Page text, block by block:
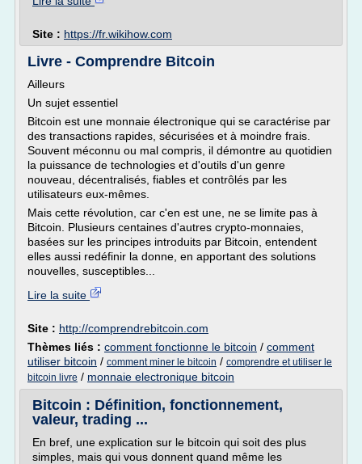
Site : https://fr.wikihow.com
Livre - Comprendre Bitcoin
Ailleurs
Un sujet essentiel
Bitcoin est une monnaie électronique qui se caractérise par
des transactions rapides, sécurisées et à moindre frais.
Souvent méconnu ou mal compris, il démontre au quotidien
la puissance de technologies et d'outils d'un genre
nouveau, décentralisés, fiables et contrôlés par les
utilisateurs eux-mêmes.
Mais cette révolution, car c'en est une, ne se limite pas à
Bitcoin. Plusieurs centaines d'autres crypto-monnaies,
basées sur les principes introduits par Bitcoin, entendent
elles aussi redéfinir la donne, en apportant des solutions
nouvelles, susceptibles...
Lire la suite
Site : http://comprendrebitcoin.com
Thèmes liés : comment fonctionne le bitcoin / comment
utiliser bitcoin / comment miner le bitcoin / comprendre et utiliser le
bitcoin livre / monnaie electronique bitcoin
Bitcoin : Définition, fonctionnement,
valeur, trading ...
En bref, une explication sur le bitcoin qui soit des plus
simples, mais qui vous donnent quand même les